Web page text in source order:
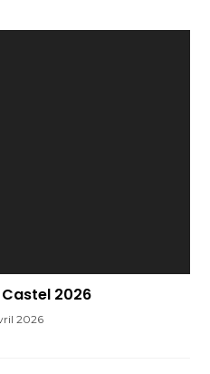
2026
2026